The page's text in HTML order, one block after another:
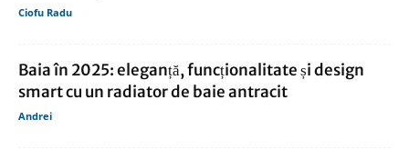
Ciofu Radu
Baia în 2025: eleganță, funcționalitate și design
smart cu un radiator de baie antracit
Andrei